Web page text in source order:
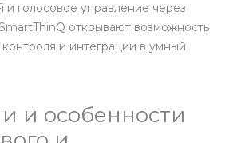
голосовое управление через
открывают возможность
и интеграции в умный
и особенности